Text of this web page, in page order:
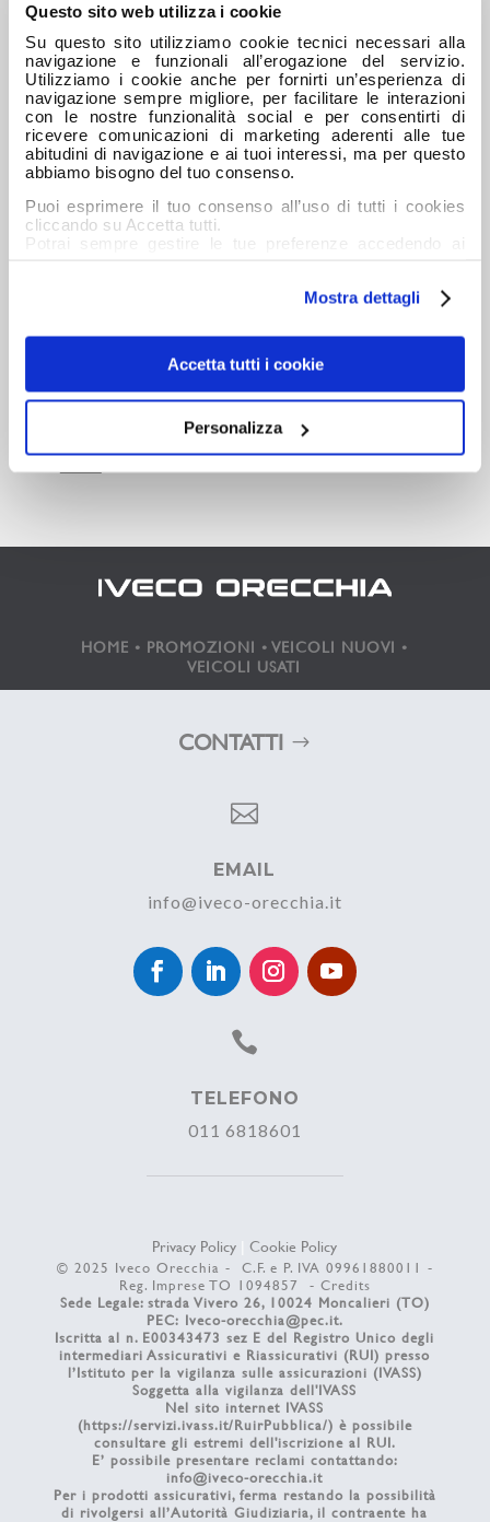
Questo sito web utilizza i cookie
Su questo sito utilizziamo cookie tecnici necessari alla
navigazione e funzionali all’erogazione del servizio.
Utilizziamo i cookie anche per fornirti un’esperienza di
navigazione sempre migliore, per facilitare le interazioni
con le nostre funzionalità social e per consentirti di
ricevere comunicazioni di marketing aderenti alle tue
abitudini di navigazione e ai tuoi interessi, ma per questo
abbiamo bisogno del tuo consenso.
Puoi esprimere il tuo consenso all’uso di tutti i cookies
cliccando su Accetta tutti.
Potrai sempre gestire le tue preferenze accedendo ai
Mostra dettagli
Accetta tutti i cookie
Personalizza
IVECO inaugura una nuova era: veicoli e servizi di
ultima generazione per autisti e flotte
Ecobonus 2026, in arrivo gli incentivi per i veicoli
commerciali.
IVECO, Diego Gastaldi Brand Ambassador: al via il
viaggio dello “Spirito in Movimento”
CATEGORIE
Nuovo
HOME • PROMOZIONI •VEICOLI NUOVI •
VEICOLI USATI
CONTATTI

EMAIL
info@iveco-orecchia.it

TELEFONO
011 6818601
Privacy Policy |Cookie Policy
© 2025 Iveco Orecchia - C.F. e P. IVA 09961880011 -
Reg. Imprese TO 1094857 - Credits
Sede Legale: strada Vivero 26, 10024 Moncalieri (TO)
PEC: Iveco-orecchia@pec.it.
Iscritta al n. E00343473 sez E del Registro Unico degli
intermediari Assicurativi e Riassicurativi (RUI) presso
l’Istituto per la vigilanza sulle assicurazioni (IVASS)
Soggetta alla vigilanza dell'IVASS
Nel sito internet IVASS
(https://servizi.ivass.it/RuirPubblica/) è possibile
consultare gli estremi dell'iscrizione al RUI.
E’ possibile presentare reclami contattando:
info@iveco-orecchia.it
Per i prodotti assicurativi, ferma restando la possibilità
di rivolgersi all’Autorità Giudiziaria, il contraente ha